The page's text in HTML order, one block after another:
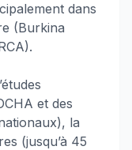
dans
(Burkina
et des
la
(jusqu’à 45